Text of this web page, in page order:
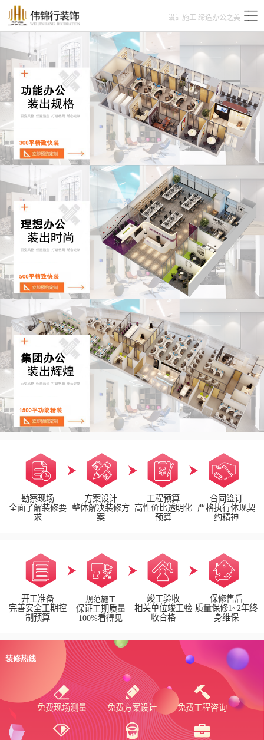
設計施工 缔造办公之美
勘察现场
全面了解装修要
求
方案设计
整体解决装修方
案
工程预算
高性价比透明化
预算
合同签订
严格执行体现契
约精神
开工准备
完善安全工期控
制预算
规范施工
保证工期质量
100%看得见
竣工验收
相关单位竣工验
收合格
保修售后
质量保修1~2年终
身维保
装修热线
免费现场测量 免费方案设计 免费工程咨询